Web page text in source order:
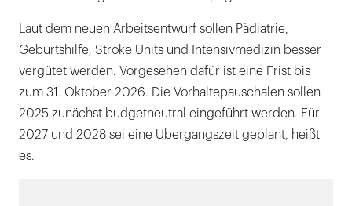
Laut dem neuen Arbeitsentwurf sollen Pädiatrie,
Geburtshilfe, Stroke Units und Intensivmedizin besser
vergütet werden. Vorgesehen dafür ist eine Frist bis
zum 31. Oktober 2026. Die Vorhaltepauschalen sollen
2025 zunächst budgetneutral eingeführt werden. Für
2027 und 2028 sei eine Übergangszeit geplant, heißt
es.